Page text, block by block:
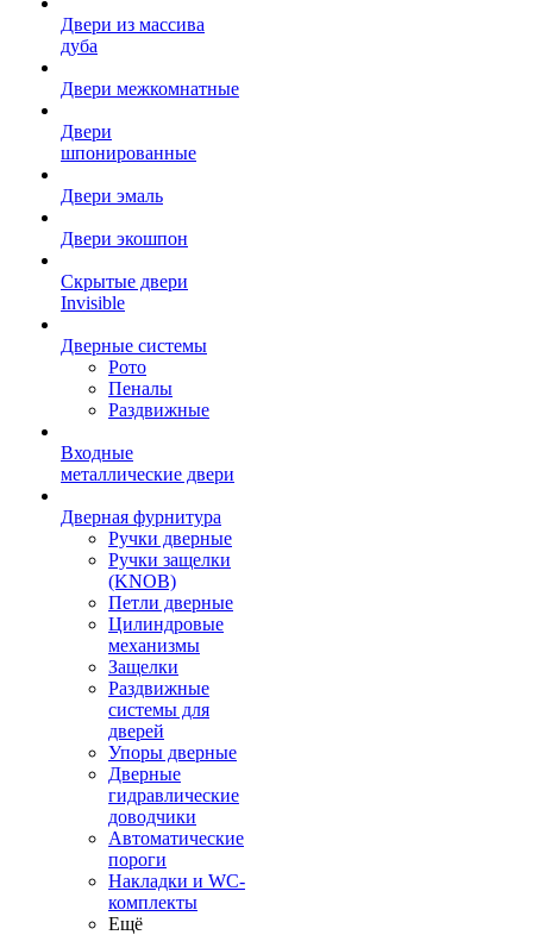
Двери из массива
дуба
Двери межкомнатные
Двери
шпонированные
Двери эмаль
Двери экошпон
Скрытые двери
Invisible
Дверные системы
Рото
Пеналы
Раздвижные
Входные
металлические двери
Дверная фурнитура
Ручки дверные
Ручки защелки
(KNOB)
Петли дверные
Цилиндровые
механизмы
Защелки
Раздвижные
системы для
дверей
Упоры дверные
Дверные
гидравлические
доводчики
Автоматические
пороги
Накладки и WC-
комплекты
Ещё